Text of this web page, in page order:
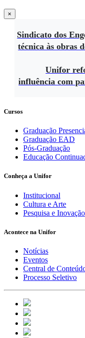
×
Sindicato dos
técnica às obras
Unifor
influência com
Cursos
Graduação
Graduação EAD
Pós-Graduação
Educação
Conheça a Unifor
Institucional
Cultura e Arte
Pesquisa e Inovação
Acontece na Unifor
Notícias
Eventos
Central de
Processo Seletivo